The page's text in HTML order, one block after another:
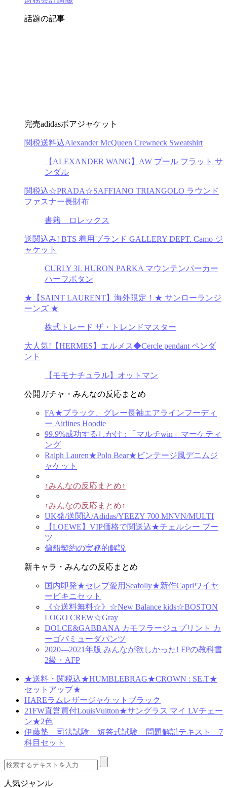
話題の記事
完売adidasボアジャケット
関税送料込Alexander McQueen Crewneck Sweatshirt
【ALEXANDER WANG】AW プール フラット サ
ンダル
関税込☆PRADA☆SAFFIANO TRIANGOLO ラウンド
ファスナー長財布
書籍 ロレックス
送関込み! BTS 着用ブランド GALLERY DEPT. Camo ジ
ャケット
CURLY 3L HURON PARKA マウンテンパーカー
ハーフボタン
★【SAINT LAURENT】海外限定！★ サンローランジ
ーンズ ★
株式トレード ザ・トレンドマスター
大人気!【HERMES】エルメス◆Cercle pendant ペンダ
ント
【モモナチュラル】オットマン
公開ガチャ・みんなの反応まとめ
FA★ブラック、グレー長袖エアラインフーディ
ー Airlines Hoodie
99.9%成功するしかけ : 「マルチwin」マーケティ
ング
Ralph Lauren★Polo Bear★ビンテージ風デニムジ
ャケット
↑みんなの反応まとめ↑
↑みんなの反応まとめ↑
UK発/送関込/Adidas/YEEZY 700 MNVN/MULTI
【LOEWE】VIP価格で関送込★チェルシー ブー
ツ
傭船契約の実務的解説
新キャラ・みんなの反応まとめ
国内即発★セレブ愛用Seafolly★新作Capriワイヤ
ービキニセット
《☆送料無料☆》☆New Balance kids☆BOSTON
LOGO CREW☆Gray
DOLCE&GABBANA カモフラージュプリント カ
ーゴバミューダパンツ
2020―2021年版 みんなが欲しかった! FPの教科書
2級・AFP
★送料・関税込★HUMBLEBRAG★CROWN : SE.T★
セットアップ★
HAREラムレザージャケットブラック
21FW直営買付LouisVuitton★サングラス マイ LVチェー
ン★2色
伊藤塾 司法試験 短答式試験 問題解説テキスト 7
科目セット
人気ジャンル